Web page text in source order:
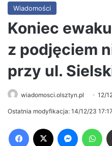
Wiadomości
Koniec
z podjęciem
przy ul.
wiadomosci.olsztyn.pl 12/
Ostatnia modyfikacja: 14/12/23 17:17